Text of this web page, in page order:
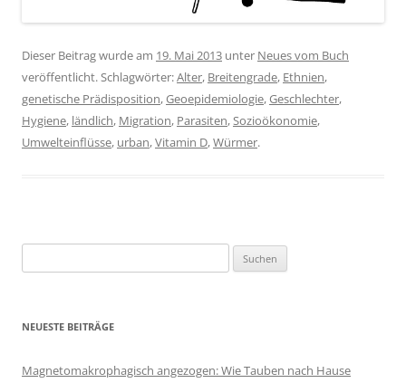
Dieser Beitrag wurde am 19. Mai 2013 unter Neues vom Buch
veröffentlicht. Schlagwörter:Alter, Breitengrade, Ethnien,
genetische Prädisposition,Geoepidemiologie,Geschlechter,
Hygiene, ländlich, Migration, Parasiten,Sozioökonomie,
Umwelteinflüsse, urban,Vitamin D,Würmer.
nach:
NEUESTE BEITRÄGE
Magnetomakrophagisch angezogen: Wie Tauben nach Hause